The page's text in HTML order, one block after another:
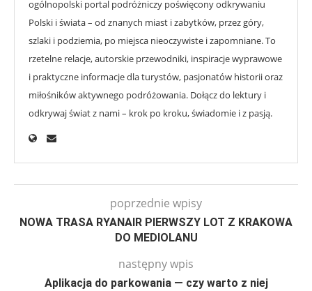
ogólnopolski portal podróżniczy poświęcony odkrywaniu
Polski i świata – od znanych miast i zabytków, przez góry,
szlaki i podziemia, po miejsca nieoczywiste i zapomniane. To
rzetelne relacje, autorskie przewodniki, inspiracje wyprawowe
i praktyczne informacje dla turystów, pasjonatów historii oraz
miłośników aktywnego podróżowania. Dołącz do lektury i
odkrywaj świat z nami – krok po kroku, świadomie i z pasją.
poprzednie wpisy
NOWA TRASA RYANAIR PIERWSZY LOT Z KRAKOWA
DO MEDIOLANU
następny wpis
Aplikacja do parkowania — czy warto z niej